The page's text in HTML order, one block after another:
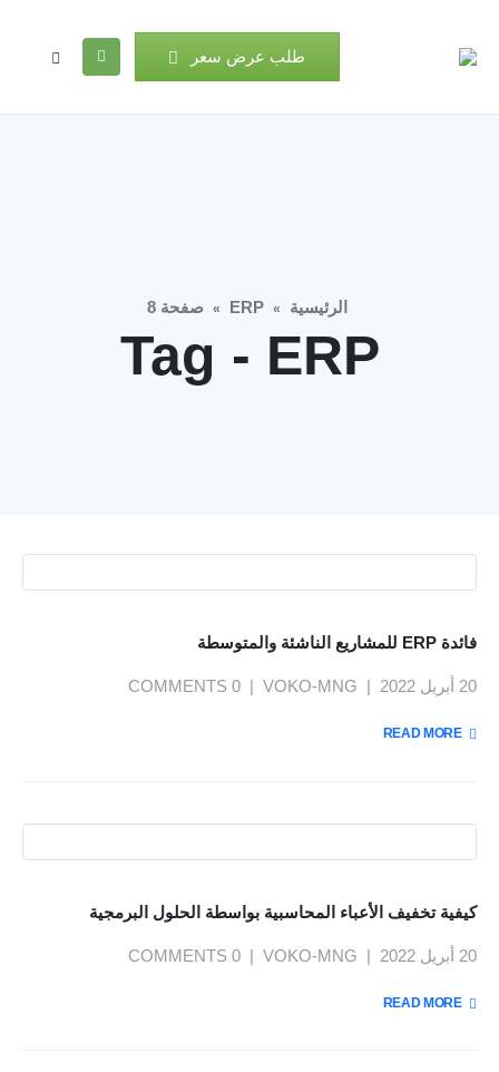
طلب عرض سعر
الرئيسية »
ERP
» صفحة 8
Tag - ERP
فائدة ERP للمشاريع الناشئة والمتوسطة
20 أبريل 2022 VOKO-MNG
0 COMMENTS
READ MORE +
كيفية تخفيف الأعباء المحاسبية بواسطة الحلول البرمجية
20 أبريل 2022 VOKO-MNG
0 COMMENTS
READ MORE +